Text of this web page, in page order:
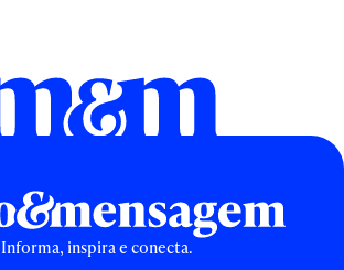
Informa, inspira e conecta.